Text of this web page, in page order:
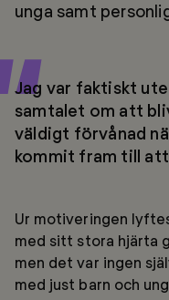
unga samt
Jag var faktiskt
samtalet om att
väldigt förvånad
kommit fram till
Ur motiveringen
med sitt stora hjärta
men det var ingen
med just barn och